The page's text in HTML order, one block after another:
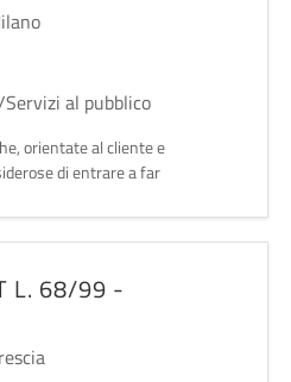
al pubblico
orientate al cliente e
di entrare a far
consulenza e
differenza. Permanent
seleziona per
Commessi/e
(L.
L. 68/99 -